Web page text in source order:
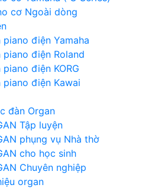
cơ Ngoài dòng
piano điện Yamaha
piano điện Roland
điện KORG
piano điện Kawai
đàn Organ
Tập luyện
phụng vụ Nhà thờ
cho học sinh
Chuyên nghiệp
organ